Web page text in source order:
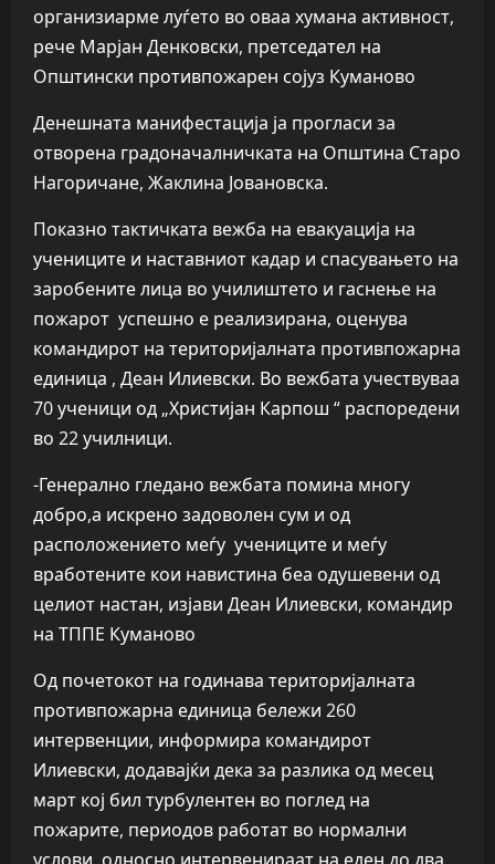
организиарме луѓето во оваа хумана активност,
рече Марјан Денковски, претседател на
Општински противпожарен сојуз Куманово
Денешната манифестација ја прогласи за
отворена градоначалничката на Општина Старо
Нагоричане, Жаклина Јовановска.
Показно тактичката вежба на евакуација на
учениците и наставниот кадар и спасувањето на
заробените лица во училиштето и гаснење на
пожарот успешно е реализирана, оценува
командирот на територијалната противпожарна
единица , Деан Илиевски. Во вежбата учествуваа
70 ученици од „Христијан Карпош “ распоредени
во 22 училници.
-Генерално гледано вежбата помина многу
добро,а искрено задоволен сум и од
расположението меѓу учениците и меѓу
вработените кои навистина беа одушевени од
целиот настан, изјави Деан Илиевски, командир
на ТППЕ Куманово
Од почетокот на годинава територијалната
противпожарна единица бележи 260
интервенции, информира командирот
Илиевски, додавајќи дека за разлика од месец
март кој бил турбулентен во поглед на
пожарите, периодов работат во нормални